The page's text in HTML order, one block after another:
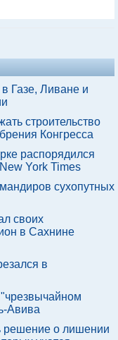
Газе, Ливане и
строительство
Конгресса
распорядился
York Times
сухопутных
своих
в Сахнине
в
Авива
решение о лишении